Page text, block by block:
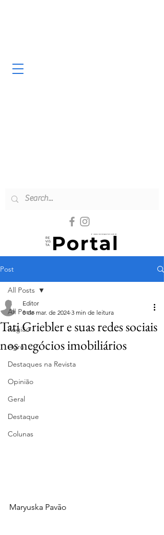
Post
All Posts
Região
Agro
Destaques na Revista
Opinião
Geral
Destaque
Colunas
All Posts
Tati Griebler e suas redes sociais
nos negócios imobiliários
Editor
8 de mar. de 2024 3 min de leitura
Maryuska Pavão